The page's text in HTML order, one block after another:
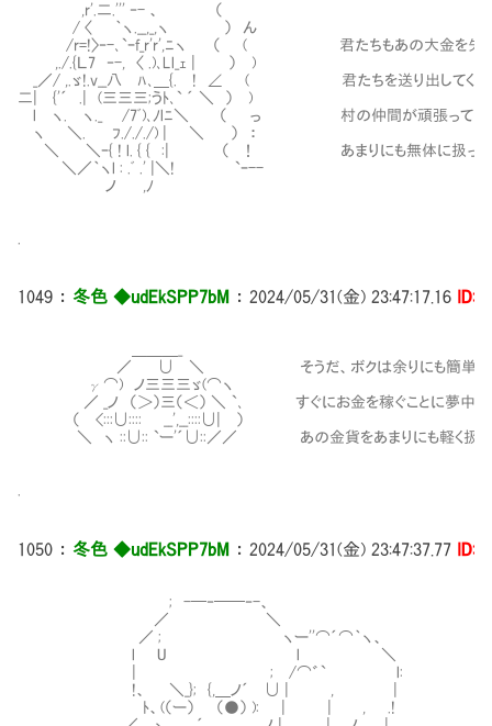
,r'.二.''' ‐- 、 （
/ 〈 ｀ヽ.__,_,ヽ ） ん
/r=!〉‐-､`ｰf_r'r',ﾆヽ （ ( 君たちもあの大金を失ってしま
,./.{Ｌ7 ‐-, 〈 .)､Ll_ｪ | ） )
_／/ ,.ゞ!.v__八 ﾊ､＿{. ! ∠ ( 君たちを送り出してくれ
二| {'´ .| (三三三;うﾄ､` ´ ＼ ） )
l ヽ. ヽ._ /7ﾞ)､ﾉlﾆ＼ （ っ 村の仲間が頑張って用意し
ヽ ＼. ﾌ./././) | ＼ ） ：
＼ ＼ｰ{ ! l. { { :| （ ！ あまりにも無体に扱ってしまっ
＼／｀ヽl : .ﾞ .' |＼! `ｰ--
ノ ,ﾉ
1049 ： 冬色 ◆udEkSPP7bM ： 2024/05/31(金) 23:47:17.16
／ ∪ ＼ そうだ、ボクは余りにも簡単にあん
γ⌒) ノ三三三ゞ(⌒ヽ
／ _ノ （＞）三（＜） ＼ `､ すぐにお金を稼ぐことに夢中に
（ <:::∪:::: __',__::::∪| ）
＼ ヽ ::∪:: `ー'´∪::／／ あの金貨をあまりにも軽く扱って
1050 ： 冬色 ◆udEkSPP7bM ： 2024/05/31(金) 23:47:37.77
; -─‐──‐-、
／ ＼
／ ; ヽー''⌒´⌒｀ヽ、 いや、元手となる
l U l ＼
| ; /⌒゛` l: ボクたちはこれか
!、 ＼_}; {,＿ノ´ ∪ | , |
ﾄ、(（ー） （●） ): | | , .! お金を稼がな